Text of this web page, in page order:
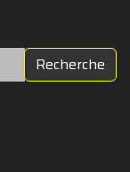
Recherche